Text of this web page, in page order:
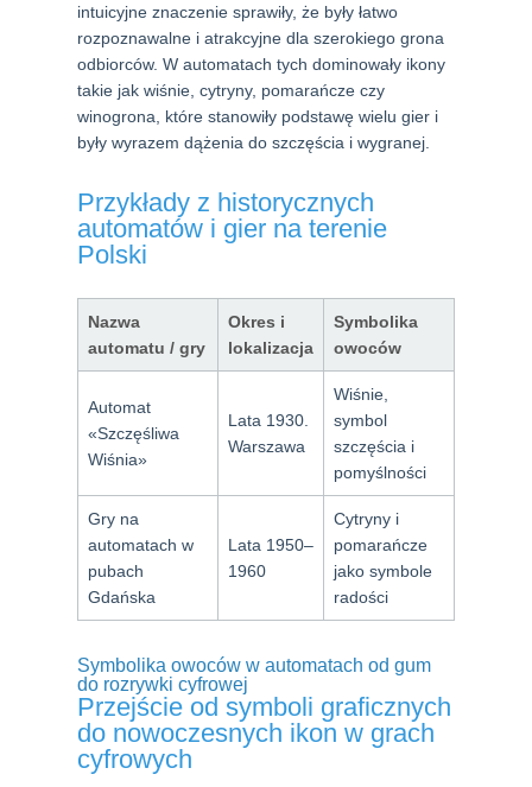
intuicyjne znaczenie sprawiły, że były łatwo
rozpoznawalne i atrakcyjne dla szerokiego grona
odbiorców. W automatach tych dominowały ikony
takie jak wiśnie, cytryny, pomarańcze czy
winogrona, które stanowiły podstawę wielu gier i
były wyrazem dążenia do szczęścia i wygranej.
Przykłady z historycznych
automatów i gier na terenie
Polski
Nazwa
automatu / gry
Okres i
lokalizacja
Symbolika
owoców
Automat
«Szczęśliwa
Wiśnia»
Lata 1930.
Warszawa
Wiśnie,
symbol
szczęścia i
pomyślności
Gry na
automatach w
pubach
Gdańska
Lata 1950–
1960
Cytryny i
pomarańcze
jako symbole
radości
Symbolika owoców w automatach od gum
do rozrywki cyfrowej
Przejście od symboli graficznych
do nowoczesnych ikon w grach
cyfrowych